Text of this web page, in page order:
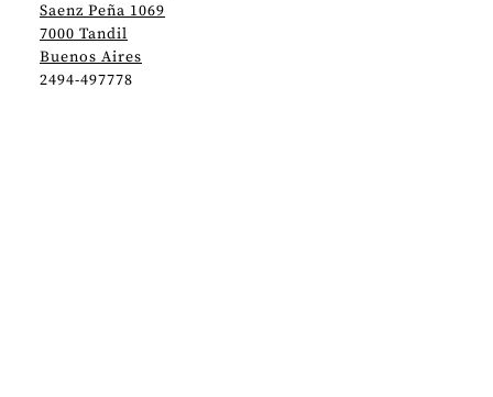
Saenz Peña 1069
7000 Tandil
Buenos Aires
2494-497778